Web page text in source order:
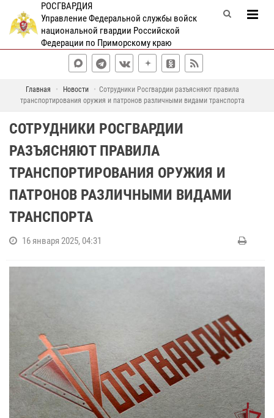
РОСГВАРДИЯ
Управление Федеральной службы войск
национальной гвардии Российской
Федерации по Приморскому краю
Главная Новости
Сотрудники Росгвардии разъясняют правила
транспортирования оружия и патронов различными видами транспорта
СОТРУДНИКИ РОСГВАРДИИ
РАЗЪЯСНЯЮТ ПРАВИЛА
ТРАНСПОРТИРОВАНИЯ ОРУЖИЯ И
ПАТРОНОВ РАЗЛИЧНЫМИ ВИДАМИ
ТРАНСПОРТА
16 января 2025, 04:31